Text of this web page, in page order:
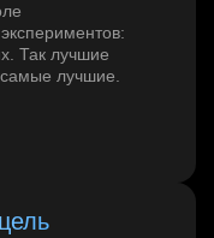
Так лучшие
лучшие.